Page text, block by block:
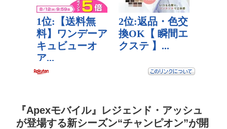
『Apexモバイル』レジェンド・アッシュ
が登場する新シーズン“チャンピオン”が開